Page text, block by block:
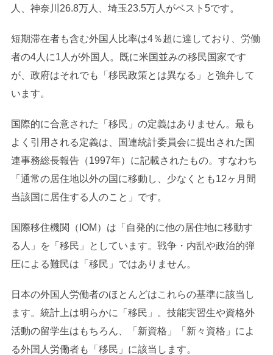
人、神奈川26.8万人、埼玉23.5万人がベスト5です。
短期滞在者も含む外国人比率は4％超に達しており、労働
者の4人に1人が外国人。既に米国並みの移民国家です
が、政府はそれでも「移民政策とは異なる」と強弁して
います。
国際的に合意された「移民」の定義はありません。最も
よく引用される定義は、国連統計委員会に提出された国
連事務総長報告（1997年）に記載されたもの。すなわち
「通常の居住地以外の国に移動し、少なくとも12ヶ月間
当該国に居住する人のこと」です。
国際移住機関（IOM）は「自発的に他の居住地に移動す
る人」を「移民」としています。戦争・内乱や政治的弾
圧による難民は「移民」ではありません。
日本の外国人労働者のほとんどはこれらの基準に該当し
ます。統計上は明らかに「移民」。技能実習生や資格外
活動の留学生はもちろん、「新資格」「新々資格」によ
る外国人労働者も「移民」に該当します。